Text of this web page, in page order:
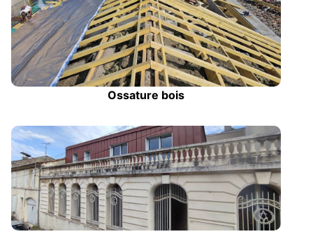
Ossature bois